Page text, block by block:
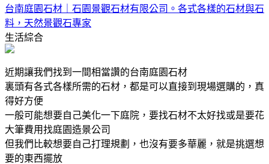
台南庭園石材｜石園景觀石材有限公司。各式各樣的石材與石
料，天然景觀石專家
生活綜合
近期讓我們找到一間相當讚的台南庭園石材
裏頭有各式各樣所需的石材，都是可以直接到現場選購的，真
得好方便
一般可能想要自己美化一下庭院，要找石材不太好找或是要花
大筆費用找庭園造景公司
但我們比較想要自己打理規劃，也沒有要多華麗，就是挑選想
要的東西擺放